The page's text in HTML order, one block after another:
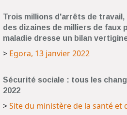
Trois millions d'arrêts de
des dizaines de milliers de faux
maladie dresse un bilan
> Egora, 13 janvier 2022
Sécurité sociale : tous les
2022
>Site du ministère de la santé et